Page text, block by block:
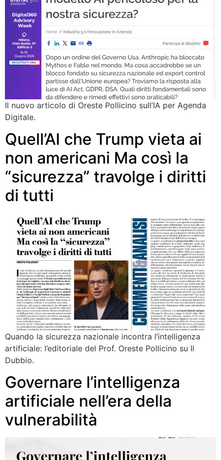
Il nuovo articolo di Oreste Pollicino sull’IA per Agenda
Digitale.
Quell’AI che Trump vieta ai
non americani Ma così la
“sicurezza” travolge i diritti
di tutti
Quando la sicurezza nazionale incontra l’intelligenza
artificiale: l’editoriale del Prof. Oreste Pollicino su Il
Dubbio.
Governare l’intelligenza
artificiale nell’era della
vulnerabilità